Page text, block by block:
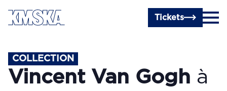
Passer au contenu principal
Tickets
COLLECTION
Vincent Van Gogh à